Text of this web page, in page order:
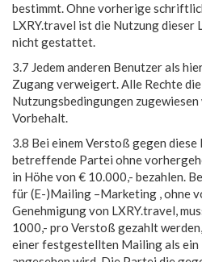
bestimmt. Ohne vorherige
LXRY.travel ist die Nutzung dieser
nicht gestattet.
3.7 Jedem anderen Benutzer als
Zugang verweigert. Alle Rechte
Nutzungsbedingungen
Vorbehalt.
3.8 Bei einem Verstoß gegen diese
betreffende Partei ohne
in Höhe von € 10.000,- bezahlen.
für (E-)Mailing –Marketing , ohne
Genehmigung von LXRY.travel,
1000,- pro Verstoß gezahlt
einer festgestellten Mailing als